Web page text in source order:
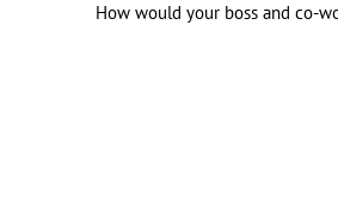
How would your boss and co-